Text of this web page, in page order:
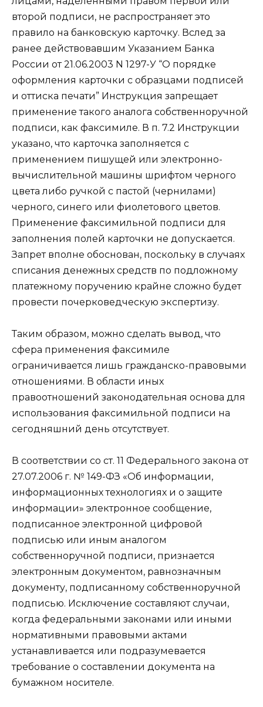
второй подписи, не распространяет это
правило на банковскую карточку. Вслед за
ранее действовавшим Указанием Банка
России от 21.06.2003 N 1297-У “О порядке
оформления карточки с образцами подписей
и оттиска печати” Инструкция запрещает
применение такого аналога собственноручной
подписи, как факсимиле. В п. 7.2 Инструкции
указано, что карточка заполняется с
применением пишущей или электронно-
вычислительной машины шрифтом черного
цвета либо ручкой с пастой (чернилами)
черного, синего или фиолетового цветов.
Применение факсимильной подписи для
заполнения полей карточки не допускается.
Запрет вполне обоснован, поскольку в случаях
списания денежных средств по подложному
платежному поручению крайне сложно будет
провести почерковедческую экспертизу.
Таким образом, можно сделать вывод, что
сфера применения факсимиле
ограничивается лишь гражданско-правовыми
отношениями. В области иных
правоотношений законодательная основа для
использования факсимильной подписи на
сегодняшний день отсутствует.
В соответствии со ст. 11 Федерального закона от
27.07.2006 г. № 149-ФЗ «Об информации,
информационных технологиях и о защите
информации» электронное сообщение,
подписанное электронной цифровой
подписью или иным аналогом
собственноручной подписи, признается
электронным документом, равнозначным
документу, подписанному собственноручной
подписью. Исключение составляют случаи,
когда федеральными законами или иными
нормативными правовыми актами
устанавливается или подразумевается
требование о составлении документа на
бумажном носителе.